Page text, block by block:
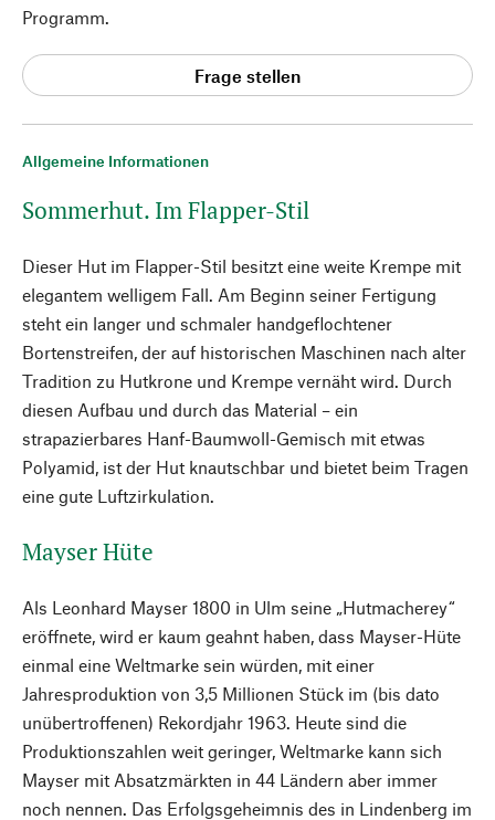
Allgemeine Informationen
Sommerhut. Im Flapper-Stil
Dieser Hut im Flapper-Stil besitzt eine weite Krempe mit
elegantem welligem Fall. Am Beginn seiner Fertigung
steht ein langer und schmaler handgeflochtener
Bortenstreifen, der auf historischen Maschinen nach alter
Tradition zu Hutkrone und Krempe vernäht wird. Durch
diesen Aufbau und durch das Material – ein
strapazierbares Hanf-Baumwoll-Gemisch mit etwas
Polyamid, ist der Hut knautschbar und bietet beim Tragen
eine gute Luftzirkulation.
Mayser Hüte
Als Leonhard Mayser 1800 in Ulm seine „Hutmacherey“
eröffnete, wird er kaum geahnt haben, dass Mayser-Hüte
einmal eine Weltmarke sein würden, mit einer
Jahresproduktion von 3,5 Millionen Stück im (bis dato
unübertroffenen) Rekordjahr 1963. Heute sind die
Produktionszahlen weit geringer, Weltmarke kann sich
Mayser mit Absatzmärkten in 44 Ländern aber immer
noch nennen. Das Erfolgsgeheimnis des in Lindenberg im
Programm.
Frage stellen